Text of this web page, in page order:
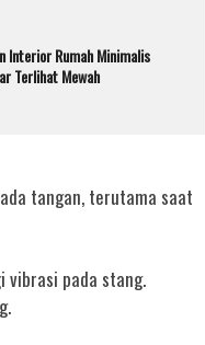
Interior Rumah Minimalis
Terlihat Mewah
tangan, terutama saat
vibrasi pada stang.